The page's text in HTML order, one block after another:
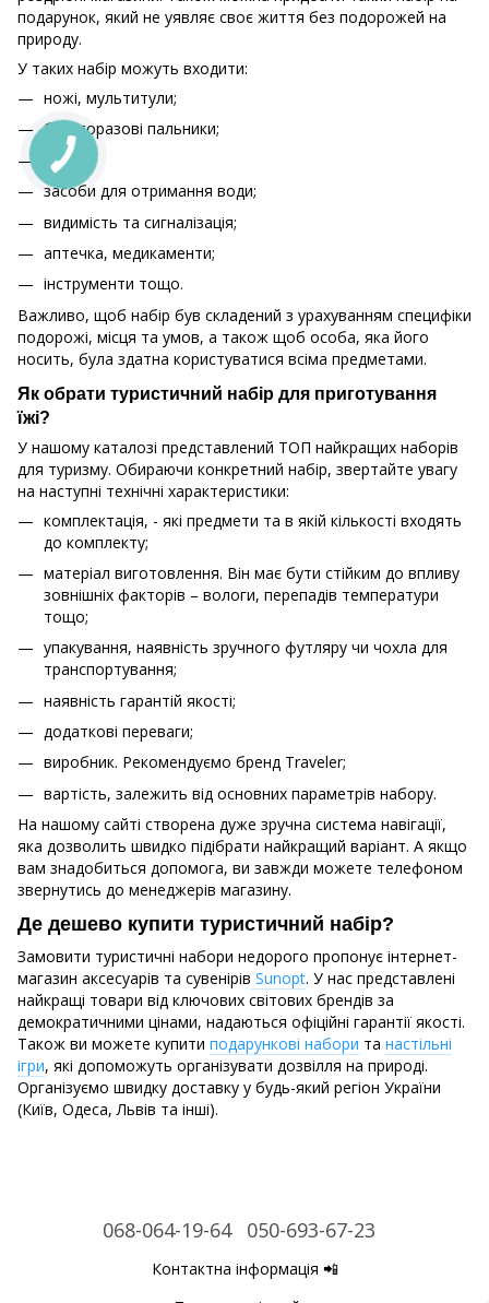
подарунок, який не уявляє своє життя без подорожей на
природу.
У таких набір можуть входити:
ножі, мультитули;
багаторазові пальники;
посуд;
засоби для отримання води;
видимість та сигналізація;
аптечка, медикаменти;
інструменти тощо.
Важливо, щоб набір був складений з урахуванням специфіки
подорожі, місця та умов, а також щоб особа, яка його
носить, була здатна користуватися всіма предметами.
Як обрати туристичний набір для приготування
їжі?
У нашому каталозі представлений ТОП найкращих наборів
для туризму. Обираючи конкретний набір, звертайте увагу
на наступні технічні характеристики:
комплектація, - які предмети та в якій кількості входять
до комплекту;
матеріал виготовлення. Він має бути стійким до впливу
зовнішніх факторів – вологи, перепадів температури
тощо;
упакування, наявність зручного футляру чи чохла для
транспортування;
наявність гарантій якості;
додаткові переваги;
виробник. Рекомендуємо бренд Traveler;
вартість, залежить від основних параметрів набору.
На нашому сайті створена дуже зручна система навігації,
яка дозволить швидко підібрати найкращий варіант. А якщо
вам знадобиться допомога, ви завжди можете телефоном
звернутись до менеджерів магазину.
Де дешево купити туристичний набір?
Замовити туристичні набори недорого пропонує інтернет-
магазин аксесуарів та сувенірів Sunopt. У нас представлені
найкращі товари від ключових світових брендів за
демократичними цінами, надаються офіційні гарантії якості.
Також ви можете купити подарункові набори та настільні
ігри, які допоможуть організувати дозвілля на природі.
Організуємо швидку доставку у будь-який регіон України
(Київ, Одеса, Львів та інші).
068-064-19-64 050-693-67-23
Контактна інформація 📲